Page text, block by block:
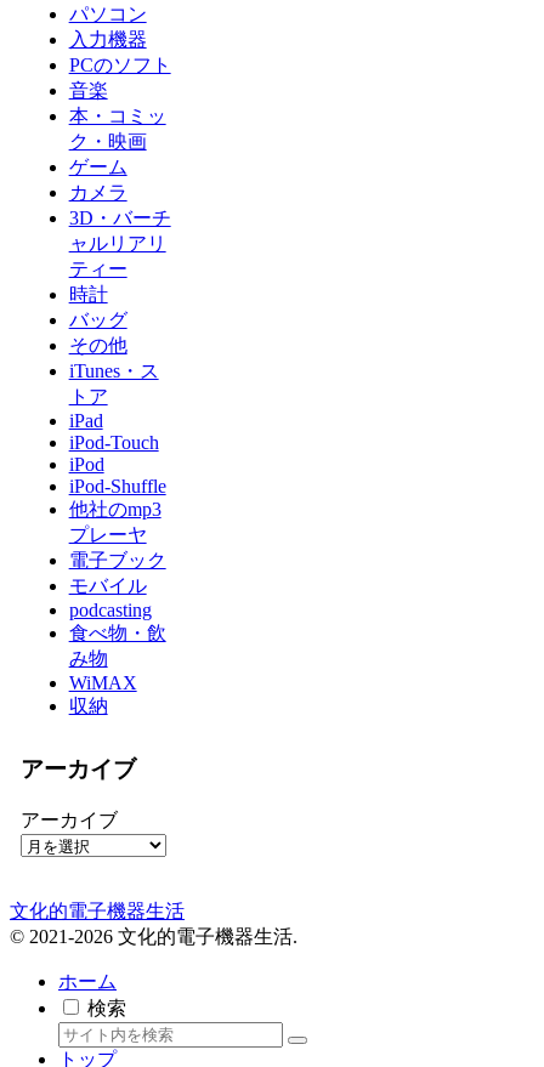
パソコン
入力機器
PCのソフト
音楽
本・コミッ
ク・映画
ゲーム
カメラ
3D・バーチ
ャルリアリ
ティー
時計
バッグ
その他
iTunes・ス
トア
iPad
iPod-Touch
iPod
iPod-Shuffle
他社のmp3
プレーヤ
電子ブック
モバイル
podcasting
食べ物・飲
み物
WiMAX
収納
アーカイブ
アーカイブ
文化的電子機器生活
© 2021-2026 文化的電子機器生活.
ホーム
検索
トップ